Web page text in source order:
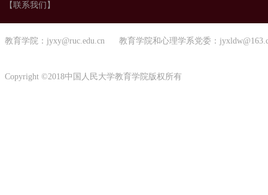
【联系我们】
教育学院：jyxy@ruc.edu.cn 教育学院和心理学系党委：
Copyright ©2018中国人民大学教育学院版权所有